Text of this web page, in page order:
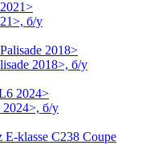
б/у
2018>, б/у
б/у